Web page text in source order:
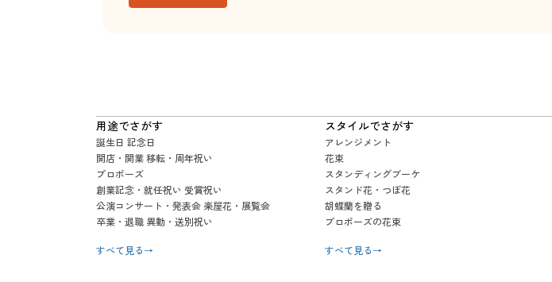
用途でさがす
誕生日 記念日
開店・開業 移転・周年祝い
プロポーズ
創業記念・就任祝い 受賞祝い
公演コンサート・発表会 楽屋花・展覧会
卒業・退職 異動・送別祝い
すべて見る →
スタイルでさがす
アレンジメント
花束
スタンディングブーケ
スタンド花・つぼ花
胡蝶蘭を贈る
プロポーズの花束
すべて見る →